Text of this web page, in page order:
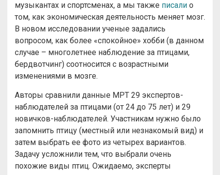
музыкантах и спортсменах, а мы также писали о
том, как экономическая деятельность меняет мозг.
В новом исследовании ученые задались
вопросом, как более «спокойное» хобби (в данном
случае – многолетнее наблюдение за птицами,
бердвотчинг) соотносится с возрастными
изменениями в мозге.
Авторы сравнили данные МРТ 29 экспертов-
наблюдателей за птицами (от 24 до 75 лет) и 29
новичков-наблюдателей. Участникам нужно было
запомнить птицу (местный или незнакомый вид) и
затем выбрать ее фото из четырех вариантов.
Задачу усложнили тем, что выбрали очень
похожие виды птиц. Ожидаемо, эксперты